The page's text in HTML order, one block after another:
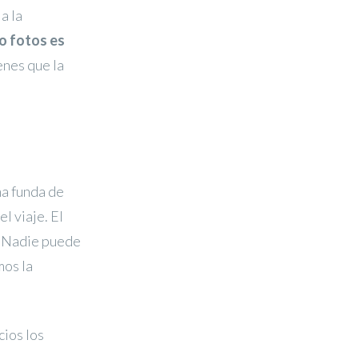
la
fotos es
que la
funda de
viaje. El
puede
la
los